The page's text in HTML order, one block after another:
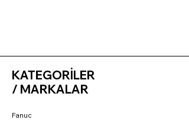
KATEGORİLER
/ MARKALAR
Fanuc